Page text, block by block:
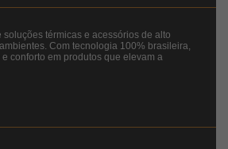
térmicas e acessórios de alto
Com tecnologia 100% brasileira,
conforto em produtos que elevam a